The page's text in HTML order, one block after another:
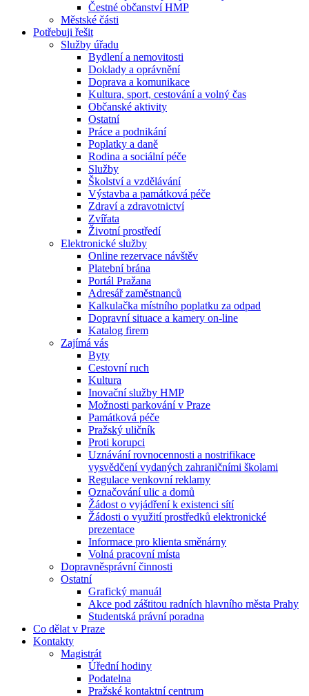
Čestné občanství HMP
Městské části
Potřebuji řešit
Služby úřadu
Bydlení a nemovitosti
Doklady a oprávnění
Doprava a komunikace
Kultura, sport, cestování a volný čas
Občanské aktivity
Ostatní
Práce a podnikání
Poplatky a daně
Rodina a sociální péče
Služby
Školství a vzdělávání
Výstavba a památková péče
Zdraví a zdravotnictví
Zvířata
Životní prostředí
Elektronické služby
Online rezervace návštěv
Platební brána
Portál Pražana
Adresář zaměstnanců
Kalkulačka místního poplatku za odpad
Dopravní situace a kamery on-line
Katalog firem
Zajímá vás
Byty
Cestovní ruch
Kultura
Inovační služby HMP
Možnosti parkování v Praze
Památková péče
Pražský uličník
Proti korupci
Uznávání rovnocennosti a nostrifikace
vysvědčení vydaných zahraničními školami
Regulace venkovní reklamy
Označování ulic a domů
Žádost o vyjádření k existenci sítí
Žádosti o využití prostředků elektronické
prezentace
Informace pro klienta směnárny
Volná pracovní místa
Dopravněsprávní činnosti
Ostatní
Grafický manuál
Akce pod záštitou radních hlavního města Prahy
Studentská právní poradna
Co dělat v Praze
Kontakty
Magistrát
Úřední hodiny
Podatelna
Pražské kontaktní centrum